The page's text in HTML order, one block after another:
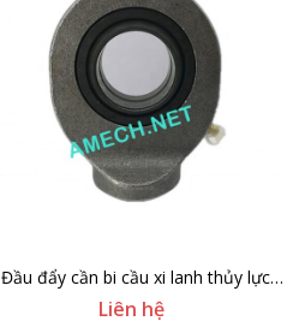
Đầu đẩy cần bi cầu xi lanh thủy lực
GK40
Liên hệ